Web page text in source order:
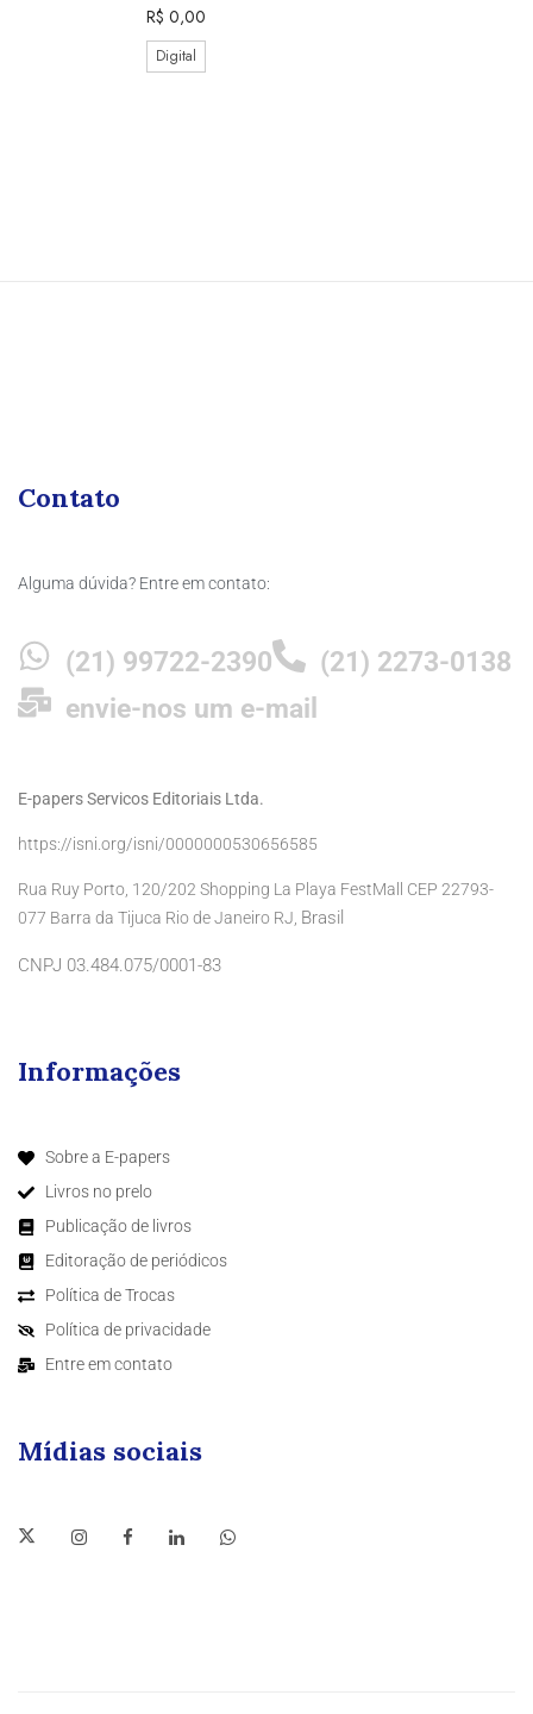
R$ 0,00
Digital
Contato
Alguma dúvida? Entre em contato:
(21) 99722-2390
(21) 2273-0138
envie-nos um e-mail
E-papers Servicos Editoriais Ltda.
https://isni.org/isni/0000000530656585
Rua Ruy Porto, 120/202 Shopping La Playa FestMall CEP 22793-
077 Barra da Tijuca Rio de Janeiro RJ, Brasil
CNPJ 03.484.075/0001-83
Informações
Sobre a E-papers
Livros no prelo
Publicação de livros
Editoração de periódicos
Política de Trocas
Política de privacidade
Entre em contato
Mídias sociais